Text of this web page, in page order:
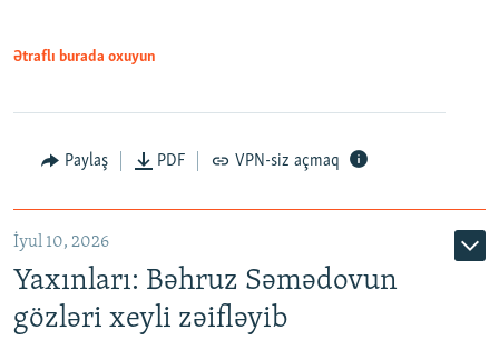
Ətraflı burada oxuyun
Paylaş PDF VPN-siz açmaq
İyul 10, 2026
Yaxınları: Bəhruz Səmədovun
gözləri xeyli zəifləyib